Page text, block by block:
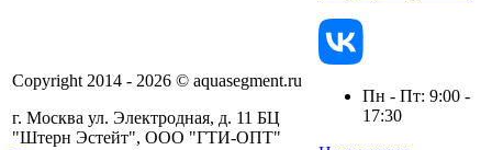
Copyright 2014 - 2026 © aquasegment.ru
г. Москва ул. Электродная, д. 11 БЦ
"Штерн Эстейт", ООО "ГТИ-ОПТ"
Пн - Пт: 9:00 -
17:30